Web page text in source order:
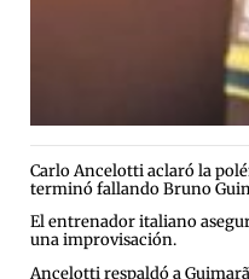
Carlo Ancelotti aclaró la
terminó fallando Bruno
El entrenador italiano
una improvisación.
Ancelotti respaldó a